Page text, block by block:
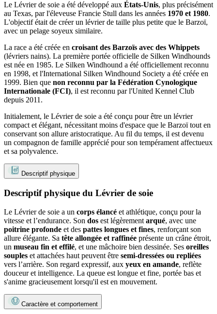
Le Lévrier de soie a été développé aux États-Unis, plus précisément
au Texas, par l'éleveuse Francie Stull dans les années 1970 et 1980.
L'objectif était de créer un lévrier de taille plus petite que le Barzoï,
avec un pelage soyeux similaire.
La race a été créée en croisant des Barzoïs avec des Whippets
(lévriers nains). La première portée officielle de Silken Windhounds
est née en 1985. Le Silken Windhound a été officiellement reconnu
en 1998, et l'International Silken Windhound Society a été créée en
1999. Bien que non reconnu par la Fédération Cynologique
Internationale (FCI), il est reconnu par l'United Kennel Club
depuis 2011.
Initialement, le Lévrier de soie a été conçu pour être un lévrier
compact et élégant, nécessitant moins d'espace que le Barzoï tout en
conservant son allure aristocratique. Au fil du temps, il est devenu
un compagnon de famille apprécié pour son tempérament affectueux
et sa polyvalence.
Descriptif physique
Descriptif physique du Lévrier de soie
Le Lévrier de soie a un corps élancé et athlétique, conçu pour la
vitesse et l’endurance. Son dos est légèrement arqué, avec une
poitrine profonde et des pattes longues et fines, renforçant son
allure élégante. Sa tête allongée et raffinée présente un crâne étroit,
un museau fin et effilé, et une mâchoire bien dessinée. Ses oreilles
souples et attachées haut peuvent être semi-dressées ou repliées
vers l’arrière. Son regard expressif, aux yeux en amande, reflète
douceur et intelligence. La queue est longue et fine, portée bas et
s'anime gracieusement lorsqu'il est en mouvement.
Caractère et comportement